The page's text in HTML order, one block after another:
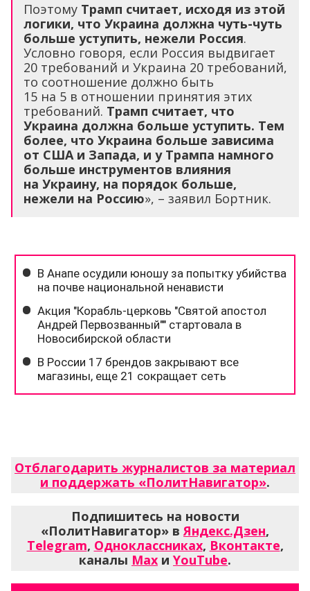
Поэтому Трамп считает, исходя из этой
логики, что Украина должна чуть-чуть
больше уступить, нежели Россия.
Условно говоря, если Россия выдвигает
20 требований и Украина 20 требований,
то соотношение должно быть
15 на 5 в отношении принятия этих
требований. Трамп считает, что
Украина должна больше уступить. Тем
более, что Украина больше зависима
от США и Запада, и у Трампа намного
больше инструментов влияния
на Украину, на порядок больше,
нежели на Россию», – заявил Бортник.
Отблагодарить журналистов за материал
и поддержать «ПолитНавигатор».
Подпишитесь на новости
«ПолитНавигатор» вЯндекс.Дзен,
Telegram, Одноклассниках, Вконтакте,
каналы Max и YouTube.